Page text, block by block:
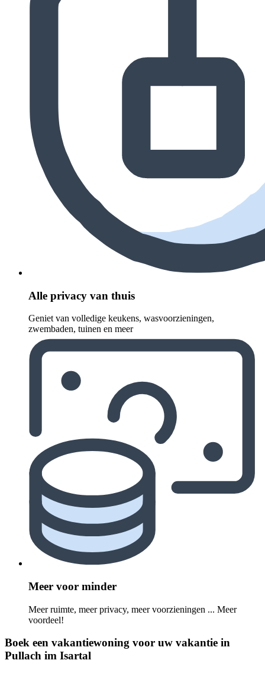
Alle privacy van thuis
Geniet van volledige keukens, wasvoorzieningen,
zwembaden, tuinen en meer
Meer voor minder
Meer ruimte, meer privacy, meer voorzieningen ... Meer
voordeel!
Boek een vakantiewoning voor uw vakantie in
Pullach im Isartal